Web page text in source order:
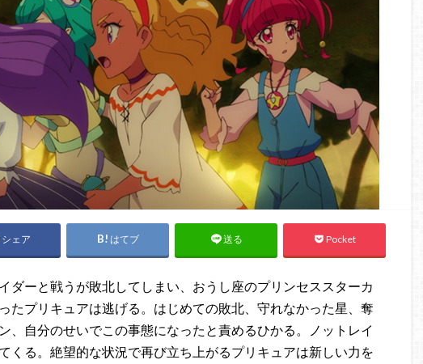
シェア はてブ 送る Pocket
ダーと戦うが敗北してしまい、おうし座のプリンセススターカ
たプリキュアは逃げる。はじめての敗北、守れなかった星、奪
、自分のせいでこの事態になったと責めるひかる。ノットレイ
くる。絶望的な状況で再び立ち上がるプリキュアは新しい力を